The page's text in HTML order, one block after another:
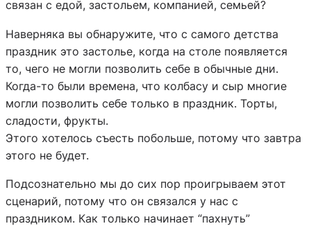
связан с едой, застольем, компанией, семьей?
Наверняка вы обнаружите, что с самого детства
праздник это застолье, когда на столе появляется
то, чего не могли позволить себе в обычные дни.
Когда-то были времена, что колбасу и сыр многие
могли позволить себе только в праздник. Торты,
сладости, фрукты.
Этого хотелось съесть побольше, потому что завтра
этого не будет.
Подсознательно мы до сих пор проигрываем этот
сценарий, потому что он связался у нас с
праздником. Как только начинает “пахнуть”